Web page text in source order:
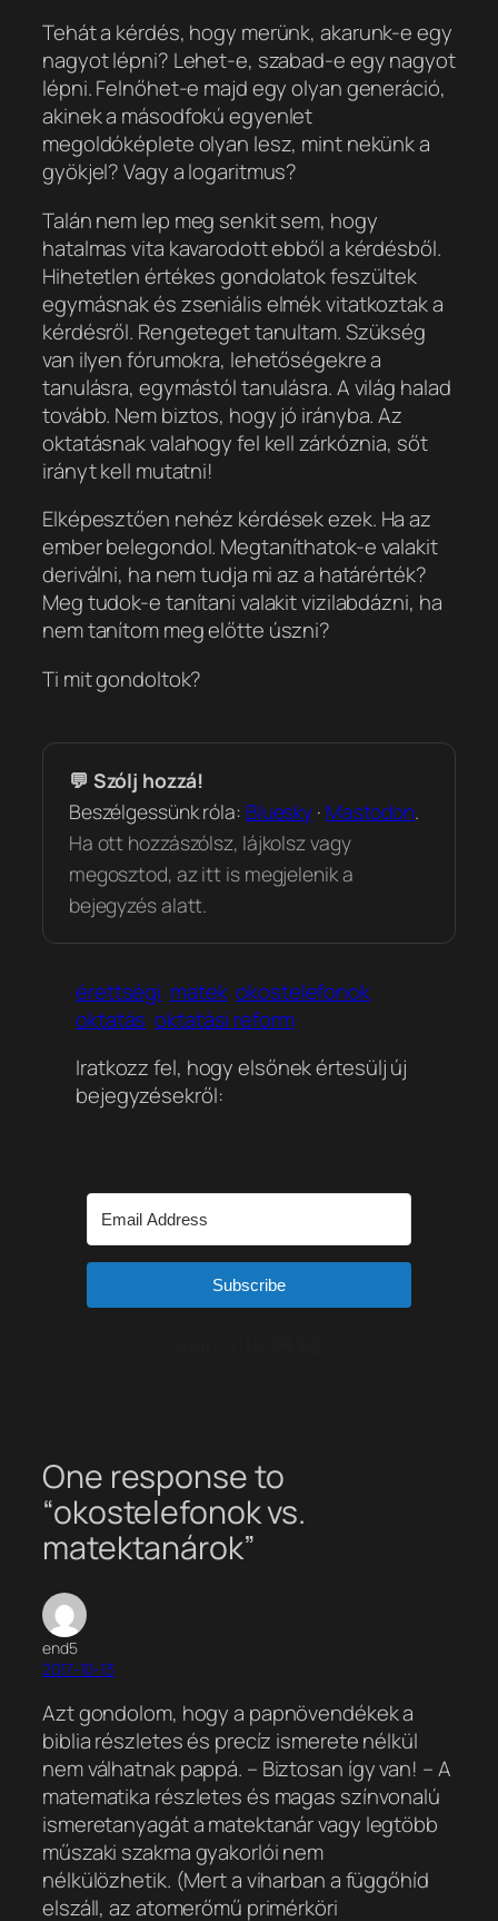
Tehát a kérdés, hogy merünk, akarunk-e egy
nagyot lépni? Lehet-e, szabad-e egy nagyot
lépni. Felnőhet-e majd egy olyan generáció,
akinek a másodfokú egyenlet
megoldóképlete olyan lesz, mint nekünk a
gyökjel? Vagy a logaritmus?
Talán nem lep meg senkit sem, hogy
hatalmas vita kavarodott ebből a kérdésből.
Hihetetlen értékes gondolatok feszültek
egymásnak és zseniális elmék vitatkoztak a
kérdésről. Rengeteget tanultam. Szükség
van ilyen fórumokra, lehetőségekre a
tanulásra, egymástól tanulásra. A világ halad
tovább. Nem biztos, hogy jó irányba. Az
oktatásnak valahogy fel kell zárkóznia, sőt
irányt kell mutatni!
Elképesztően nehéz kérdések ezek. Ha az
ember belegondol. Megtaníthatok-e valakit
deriválni, ha nem tudja mi az a határérték?
Meg tudok-e tanítani valakit vizilabdázni, ha
nem tanítom meg előtte úszni?
Ti mit gondoltok?
💬 Szólj hozzá!
Beszélgessünk róla: Bluesky · Mastodon.
Ha ott hozzászólsz, lájkolsz vagy
megosztod, az itt is megjelenik a
bejegyzés alatt.
érettségi matek okostelefonok
oktatás oktatási reform
Iratkozz fel, hogy elsőnek értesülj új
bejegyzésekről:
Subscribe
One response to
“okostelefonok vs.
matektanárok”
end5
2017-10-13
Azt gondolom, hogy a papnövendékek a
biblia részletes és precíz ismerete nélkül
nem válhatnak pappá. – Biztosan így van! – A
matematika részletes és magas színvonalú
ismeretanyagát a matektanár vagy legtöbb
műszaki szakma gyakorlói nem
nélkülözhetik. (Mert a viharban a függőhíd
elszáll, az atomerőmű primérköri